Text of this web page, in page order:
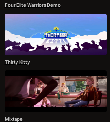
Four Elite Warriors Demo
Thirty Kitty
Mixtape